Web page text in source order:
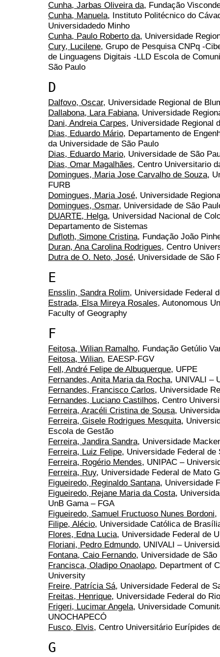
Cunha, Jarbas Oliveira da, Fundação
Cunha, Manuela, Instituto Politécnico do
Universidadedo Minho
Cunha, Paulo Roberto da, Universidade
Cury, Lucilene, Grupo de Pesquisa CNPq -
de Linguagens Digitais -LLD Escola de
São Paulo
D
Dalfovo, Oscar, Universidade Regional de
Dallabona, Lara Fabiana, Universidade
Dani, Andreia Carpes, Universidade Regional
Dias, Eduardo Mário, Departamento de
da Universidade de São Paulo
Dias, Eduardo Mario, Universidade de São
Dias, Omar Magalhães, Centro Universitario
Domingues, Maria Jose Carvalho de Souza,
FURB
Domingues, Maria José, Universidade
Domingues, Osmar, Universidade de São
DUARTE, Helga, Universidad Nacional de
Departamento de Sistemas
Dufloth, Simone Cristina, Fundação João
Duran, Ana Carolina Rodrigues, Centro
Dutra de O. Neto, José, Universidade de São
E
Ensslin, Sandra Rolim, Universidade Federal
Estrada, Elsa Mireya Rosales, Autonomous
Faculty of Geography
F
Feitosa, Wilian Ramalho, Fundação Getúlio
Feitosa, Wilian, EAESP-FGV
Fell, André Felipe de Albuquerque, UFPE
Fernandes, Anita Maria da Rocha, UNIVALI –
Fernandes, Francisco Carlos, Universidade
Fernandes, Luciano Castilhos, Centro
Ferreira, Aracéli Cristina de Sousa,
Ferreira, Gisele Rodrigues Mesquita,
Escola de Gestão
Ferreira, Jandira Sandra, Universidade
Ferreira, Luiz Felipe, Universidade Federal de
Ferreira, Rogério Mendes, UNIPAC –
Ferreira, Ruy, Universidade Federal de Mato
Figueiredo, Reginaldo Santana, Universidade
Figueiredo, Rejane Maria da Costa,
UnB Gama – FGA
Figueiredo, Samuel Fructuoso Nunes Bordoni,
Filipe, Alécio, Universidade Católica de
Flores, Edna Lucia, Universidade Federal de
Floriani, Pedro Edmundo, UNIVALI –
Fontana, Caio Fernando, Universidade de São
Francisca, Oladipo Onaolapo, Department of
University
Freire, Patrícia Sá, Universidade Federal de
Freitas, Henrique, Universidade Federal do
Frigeri, Lucimar Angela, Universidade
UNOCHAPECÓ
Fusco, Elvis, Centro Universitário Eurípides
G